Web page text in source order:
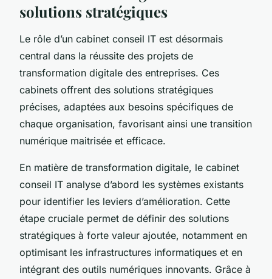
solutions stratégiques
Le rôle d’un cabinet conseil IT est désormais
central dans la réussite des projets de
transformation digitale des entreprises. Ces
cabinets offrent des solutions stratégiques
précises, adaptées aux besoins spécifiques de
chaque organisation, favorisant ainsi une transition
numérique maitrisée et efficace.
En matière de transformation digitale, le cabinet
conseil IT analyse d’abord les systèmes existants
pour identifier les leviers d’amélioration. Cette
étape cruciale permet de définir des solutions
stratégiques à forte valeur ajoutée, notamment en
optimisant les infrastructures informatiques et en
intégrant des outils numériques innovants. Grâce à